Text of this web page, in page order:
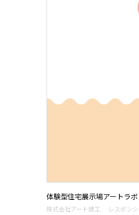
体験型住宅展示場アートラボ
株式会社アート建工 レスポン